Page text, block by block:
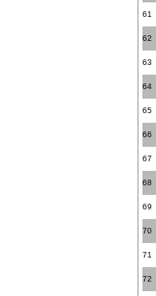
61
62
63
64
65
66
67
68
69
70
71
72